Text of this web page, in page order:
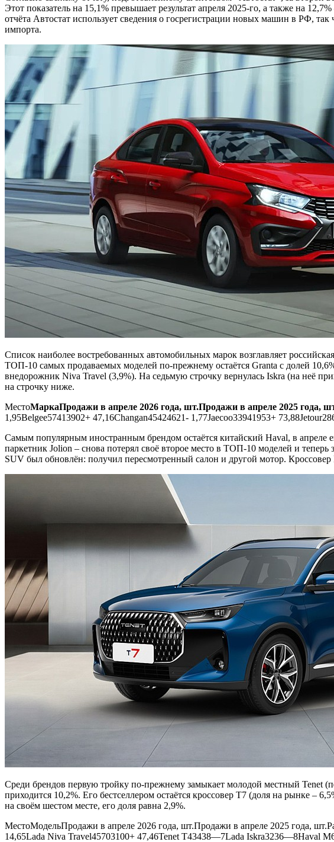
Этот показатель на 15,1% превышает результат апреля 2025-го, а также на
отчёта Автостат использует сведения о госрегистрации новых машин в РФ,
импорта.
Список наиболее востребованных автомобильных марок возглавляет
ТОП-10 самых продаваемых моделей по-прежнему остаётся Granta с долей
внедорожник Niva Travel (3,9%). На седьмую строчку вернулась Iskra (на неё
на строчку ниже.
МестоМаркаПродажи в апреле 2026 года, шт.Продажи в апреле 2025 года,
1,95Belgee57413902+ 47,16Changan45424621- 1,77Jaecoo33941953+
Самым популярным иностранным брендом остаётся китайский Haval, в апреле
паркетник Jolion – снова потерял своё второе место в ТОП-10 моделей и
SUV был обновлён: получил пересмотренный салон и другой мотор.
Среди брендов первую тройку по-прежнему замыкает молодой местный Tenet
приходится 10,2%. Его бестселлером остаётся кроссовер T7 (доля на рынке –
на своём шестом месте, его доля равна 2,9%.
МестоМодельПродажи в апреле 2026 года, шт.Продажи в апреле 2025 года,
14,65Lada Niva Travel45703100+ 47,46Tenet T43438—7Lada Iskra3236—8Haval